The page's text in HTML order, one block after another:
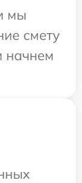
мы
смету
начнем